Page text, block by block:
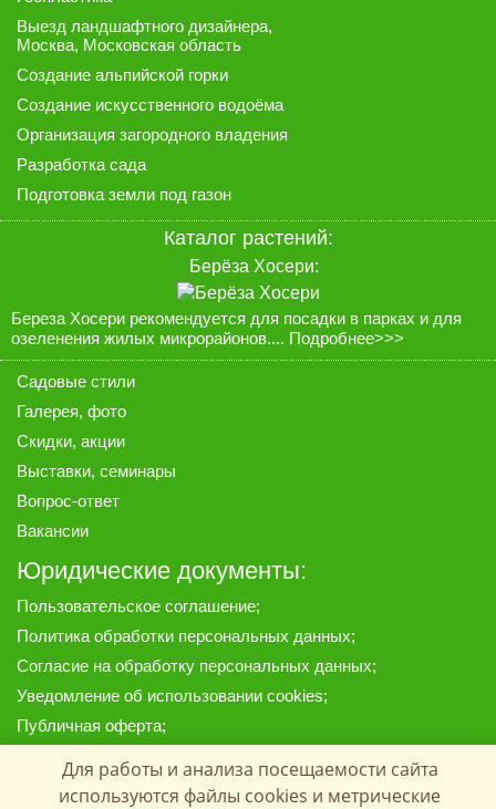
Выезд ландшафтного дизайнера,
Москва, Московская область
Создание альпийской горки
Создание искусственного водоёма
Организация загородного владения
Разработка сада
Подготовка земли под газон
Каталог растений:
Берёза Хосери:
Береза Хосери рекомендуется для посадки в парках и для
озеленения жилых микрорайонов.... Подробнее>>>
Садовые стили
Галерея, фото
Скидки, акции
Выставки, семинары
Вопрос-ответ
Вакансии
Юридические документы:
Пользовательское соглашение;
Политика обработки персональных данных;
Согласие на обработку персональных данных;
Уведомление об использовании cookies;
Публичная оферта;
Предоставленные на сайте материалы, цены и данные
носят информационный характер и ни при каких условиях
не являются публичной офертой, определяемой
Для работы и анализа посещаемости сайта
используются файлы cookies и метрические